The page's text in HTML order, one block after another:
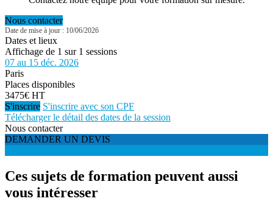
Nous contacter
Date de mise à jour : 10/06/2026
Dates et lieux
Affichage de 1 sur 1 sessions
07 au 15 déc. 2026
Paris
Places disponibles
3475€ HT
S'inscrire S'inscrire avec son CPF
Télécharger le détail des dates de la session
Nous contacter
DEMANDER UN DEVIS
Ces sujets de formation peuvent aussi
vous intéresser